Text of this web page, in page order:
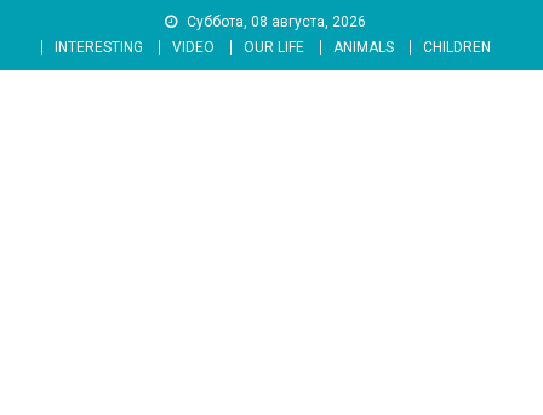
content
Суббота, 08 августа, 2026
INTERESTING
VIDEO OUR LIFE ANIMALS CHILDREN